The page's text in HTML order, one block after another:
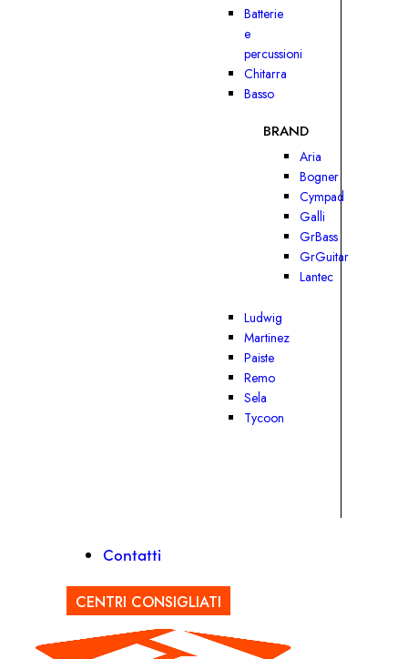
Batterie
e
percussioni
Chitarra
Basso
BRAND
Aria
Bogner
Cympad
Galli
GrBass
GrGuitar
Lantec
Ludwig
Martinez
Paiste
Remo
Sela
Tycoon
Contatti
CENTRI CONSIGLIATI